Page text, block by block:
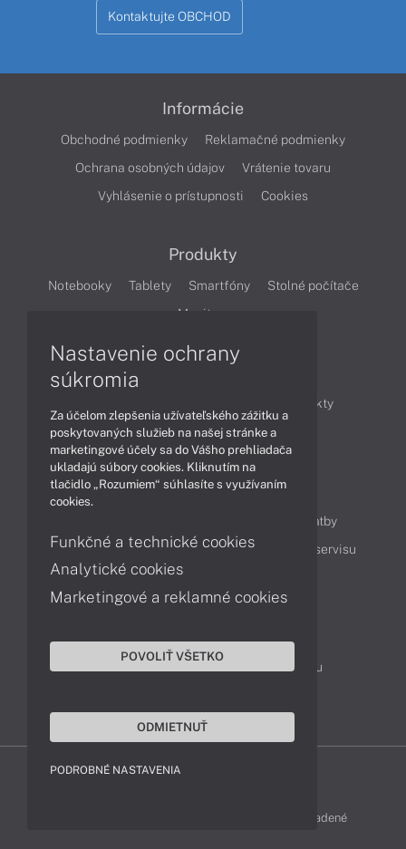
Kontaktujte OBCHOD
Informácie
Obchodné podmienky
Reklamačné podmienky
Ochrana osobných údajov
Vrátenie tovaru
Vyhlásenie o prístupnosti
Cookies
Produkty
Notebooky Tablety Smartfóny
Stolné počítače
Monitory
Produkty
Technológie
Videá
Obsah
Možnosti doručenia a platby
Podpora a servis
Servisné služby Cenník servisu
Kontakty
043 4224 771
Obchodné oddelenie
Reklamácia tovaru
LENOVO-SHOP © 2013 - 2026 Všetky práva vyhradené
Nastavenie ochrany
súkromia
Za účelom zlepšenia užívateľského zážitku a
poskytovaných služieb na našej stránke a
marketingové účely sa do Vášho prehliadača
ukladajú súbory cookies. Kliknutím na
tlačidlo „Rozumiem“ súhlasíte s využívaním
cookies.
Funkčné a technické cookies
Analytické cookies
Marketingové a reklamné cookies
POVOLIŤ VŠETKO
ODMIETNUŤ
PODROBNÉ NASTAVENIA